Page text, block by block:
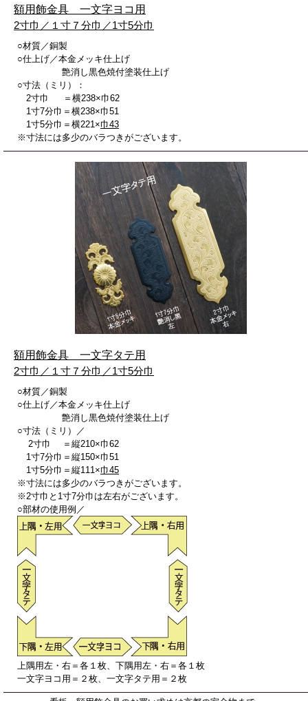
額用飾金具 一文字ヨコ用
2寸巾／１寸７分巾／1寸5分巾
○材質／銅製
○仕上げ／本金メッキ仕上げ
艶消し黒色焼付塗装仕上げ
○寸法（ミリ）：
2寸巾 ＝横238×巾62
1寸7分巾＝横238×巾51
1寸5分巾＝横221×巾43
※寸法には多少のバラつきがございます。
額用飾金具 一文字タテ用
2寸巾／１寸７分巾／1寸5分巾
○材質／銅製
○仕上げ／本金メッキ仕上げ
艶消し黒色焼付塗装仕上げ
○寸法（ミリ）／
2寸巾 ＝縦210×巾62
1寸7分巾＝縦150×巾51
1寸5分巾＝縦111×巾45
※寸法には多少のバラつきがございます。
※2寸巾と1寸7分巾は左右がございます。
○部材の使用例／
上隅用左・右＝各１枚、下隅用左・右＝各１枚
一文字ヨコ用＝２枚、一文字タテ用＝２枚